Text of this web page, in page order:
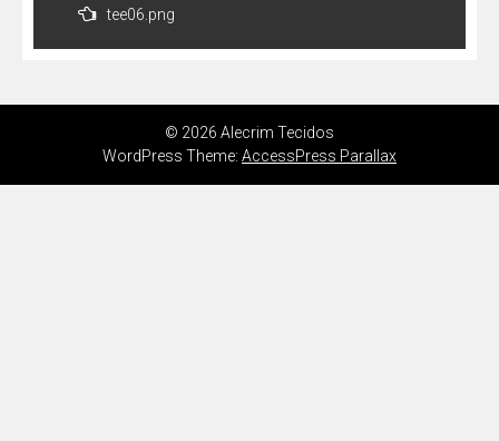
Post
tee06.png
© 2026 Alecrim Tecidos
WordPress Theme: AccessPress Parallax